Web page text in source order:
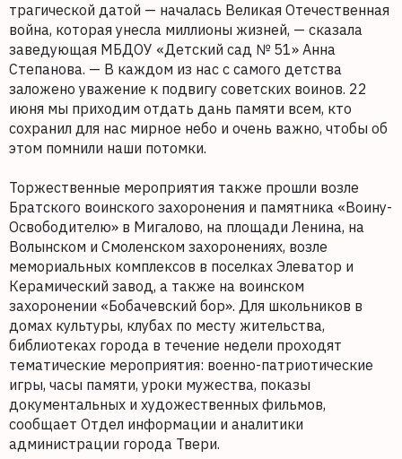
трагической датой — началась Великая Отечественная
война, которая унесла миллионы жизней, — сказала
заведующая МБДОУ «Детский сад № 51» Анна
Степанова. — В каждом из нас с самого детства
заложено уважение к подвигу советских воинов. 22
июня мы приходим отдать дань памяти всем, кто
сохранил для нас мирное небо и очень важно, чтобы об
этом помнили наши потомки.
Торжественные мероприятия также прошли возле
Братского воинского захоронения и памятника «Воину-
Освободителю» в Мигалово, на площади Ленина, на
Волынском и Смоленском захоронениях, возле
мемориальных комплексов в поселках Элеватор и
Керамический завод, а также на воинском
захоронении «Бобачевский бор». Для школьников в
домах культуры, клубах по месту жительства,
библиотеках города в течение недели проходят
тематические мероприятия: военно-патриотические
игры, часы памяти, уроки мужества, показы
документальных и художественных фильмов,
сообщает Отдел информации и аналитики
администрации города Твери.